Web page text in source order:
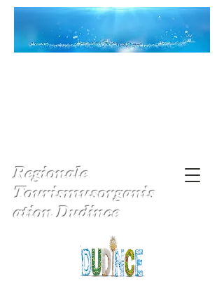
Regionale
Tourismusorganis
ation Dudince